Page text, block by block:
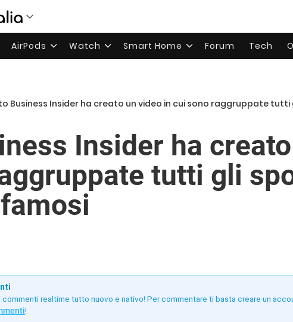
AirPods Watch Smart Home Forum Tech
Business Insider ha creato un video in cui sono raggruppate
Insider ha
tutti gli
commenti realtime tutto nuovo e nativo! Per commentare ti basta creare un
!